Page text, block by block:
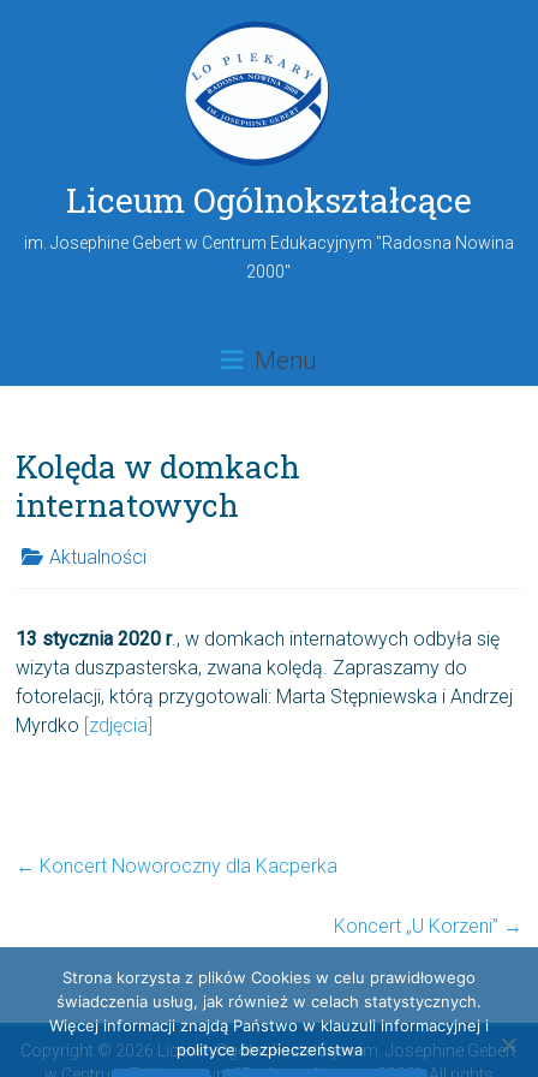
Liceum Ogólnokształcące
im. Josephine Gebert w Centrum Edukacyjnym "Radosna Nowina
2000"
Menu
Kolęda w domkach
internatowych
Aktualności
13 stycznia 2020 r., w domkach internatowych odbyła się
wizyta duszpasterska, zwana kolędą. Zapraszamy do
fotorelacji, którą przygotowali: Marta Stępniewska i Andrzej
Myrdko [zdjęcia]
← Koncert Noworoczny dla Kacperka
Koncert „U Korzeni” →
Copyright © 2026 Liceum Ogólnokształcące im. Josephine Gebert
Strona korzysta z plików Cookies w celu prawidłowego
świadczenia usług, jak również w celach statystycznych.
Więcej informacji znajdą Państwo w klauzuli informacyjnej i
polityce bezpieczeństwa